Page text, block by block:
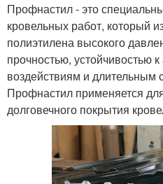
Профнастил - это
кровельных работ, который
полиэтилена высокого
прочностью, устойчивостью
воздействиям и длительным
Профнастил применяется
долговечного покрытия